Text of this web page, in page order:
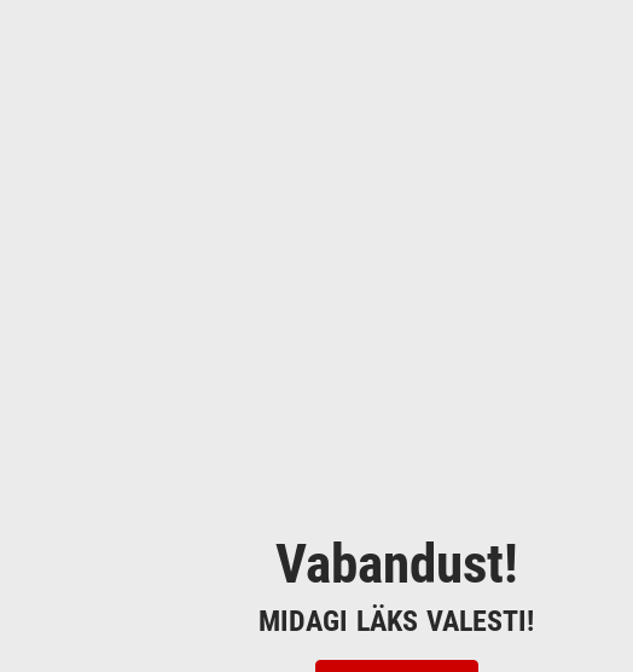
Vabandust!
MIDAGI LÄKS VALESTI!